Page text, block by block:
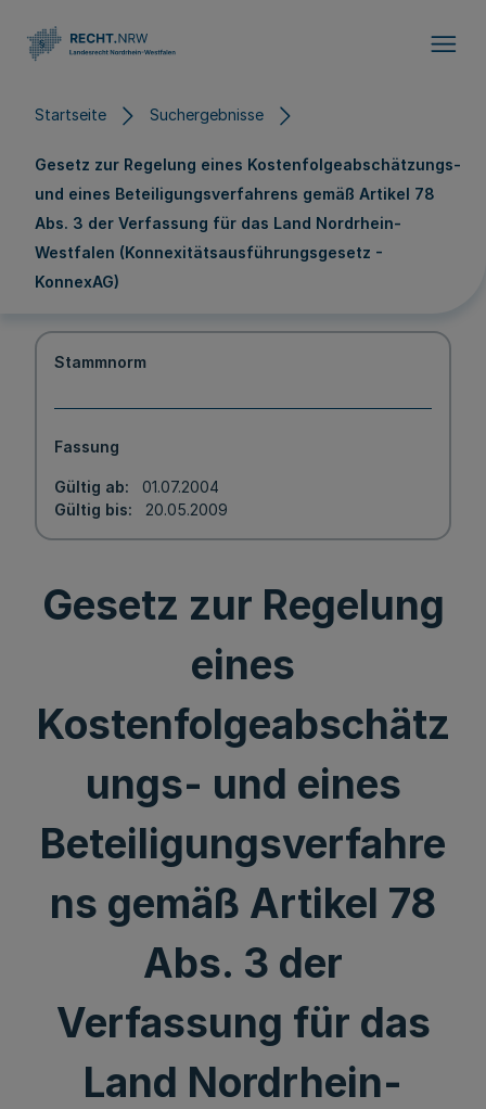
Startseite Suchergebnisse
Gesetz zur Regelung eines Kostenfolgeabschätzungs-
und eines Beteiligungsverfahrens gemäß Artikel 78
Abs. 3 der Verfassung für das Land Nordrhein-
Westfalen (Konnexitätsausführungsgesetz -
KonnexAG)
Stammnorm
Fassung
Gültig ab
01.07.2004
Gültig bis
20.05.2009
Gesetz zur Regelung
eines
Kostenfolgeabschätz
ungs- und eines
Beteiligungsverfahre
ns gemäß Artikel 78
Abs. 3 der
Verfassung für das
Land Nordrhein-